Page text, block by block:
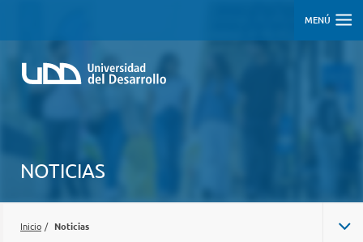
MENÚ
NOTICIAS
Inicio / Noticias